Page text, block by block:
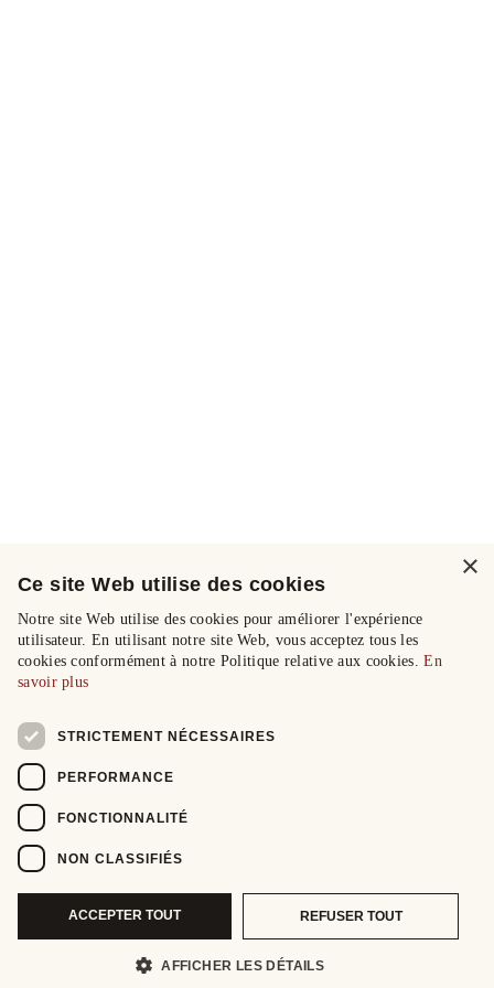
×
Ce site Web utilise des cookies
Notre site Web utilise des cookies pour améliorer l'expérience
utilisateur. En utilisant notre site Web, vous acceptez tous les
cookies conformément à notre Politique relative aux cookies.En
savoir plus
STRICTEMENT NÉCESSAIRES
PERFORMANCE
FONCTIONNALITÉ
NON CLASSIFIÉS
ACCEPTER TOUT REFUSER TOUT
AFFICHER LES DÉTAILS